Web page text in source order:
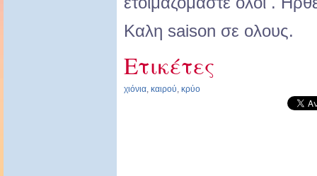
Καλη saison σε ολους.
Ετικέτες
χιόνια, καιρού, κρύο